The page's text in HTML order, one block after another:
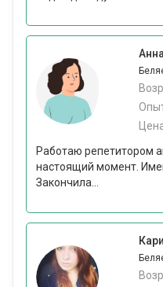
Работаю репетитором
настоящий момент.
Закончила...